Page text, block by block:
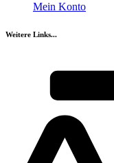
Mein Konto
Weitere Links...